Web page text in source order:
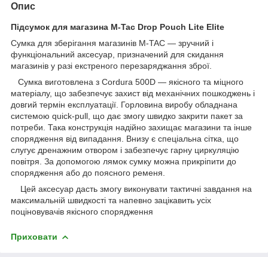
Опис
Підсумок для магазина M-Tac Drop Pouch Lite Elite
Сумка для зберігання магазинів M-TAC — зручний і
функціональний аксесуар, призначений для скидання
магазинів у разі екстреного перезаряджання зброї.
Сумка виготовлена з Cordura 500D — якісного та міцного
матеріалу, що забезпечує захист від механічних пошкоджень і
довгий термін експлуатації. Горловина виробу обладнана
системою quick-pull, що дає змогу швидко закрити пакет за
потреби. Така конструкція надійно захищає магазини та інше
спорядження від випадання. Внизу є спеціальна сітка, що
слугує дренажним отвором і забезпечує гарну циркуляцію
повітря. За допомогою лямок сумку можна прикріпити до
спорядження або до поясного ременя.
Цей аксесуар дасть змогу виконувати тактичні завдання на
максимальній швидкості та напевно зацікавить усіх
поціновувачів якісного спорядження
Приховати